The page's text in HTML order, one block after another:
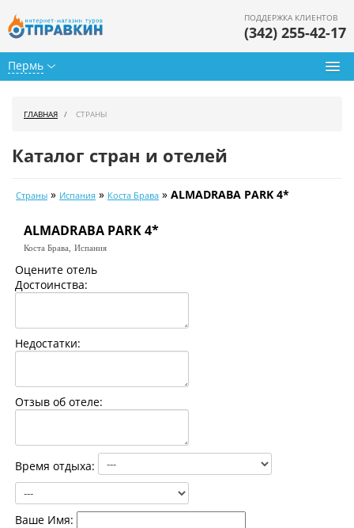
Пермь
ПОДДЕРЖКА КЛИЕНТОВ
(342) 255-42-17
Календарь туров
Цены дня
Страны
ГЛАВНАЯ СТРАНЫ
Каталог стран и отелей
Страны » Испания » Коста Брава » ALMADRABA PARK 4*
ALMADRABA PARK 4*
Коста Брава, Испания
Оцените отель
Достоинства:
Недостатки:
Отзыв об отеле:
Время отдыха:
Ваше Имя: